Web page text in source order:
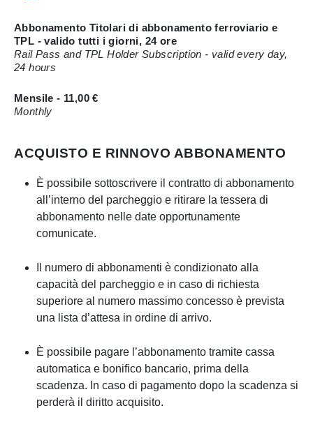
Abbonamento Titolari di abbonamento ferroviario e
TPL - valido tutti i giorni, 24 ore
Rail Pass and TPL Holder Subscription - valid every day,
24 hours
Mensile - 11,00 €
Monthly
ACQUISTO E RINNOVO ABBONAMENTO
È possibile sottoscrivere il contratto di abbonamento
all’interno del parcheggio e ritirare la tessera di
abbonamento nelle date opportunamente
comunicate.
Il numero di abbonamenti è condizionato alla
capacità del parcheggio e in caso di richiesta
superiore al numero massimo concesso è prevista
una lista d’attesa in ordine di arrivo.
È possibile pagare l’abbonamento tramite cassa
automatica e bonifico bancario, prima della
scadenza. In caso di pagamento dopo la scadenza si
perderà il diritto acquisito.